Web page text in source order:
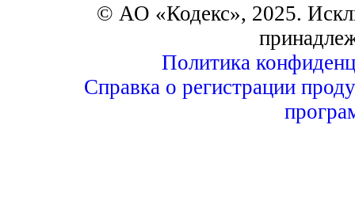
© АО «Кодекс», 2025.
Политика
Справка о регистрации